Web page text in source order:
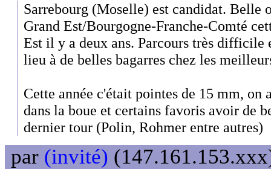
Sarrebourg (Moselle) est candidat. Belle
Grand Est/Bourgogne-Franche-Comté
Est il y a deux ans. Parcours très difficile
lieu à de belles bagarres chez les
Cette année c'était pointes de 15 mm, on
dans la boue et certains favoris avoir de
dernier tour (Polin, Rohmer entre autres)
par (invité)